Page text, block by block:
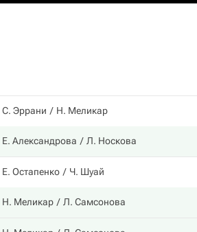
С. Эррани Н. Меликар
Е. Александрова Л. Носкова
Е. Остапенко Ч. Шуай
Н. Меликар Л. Самсонова